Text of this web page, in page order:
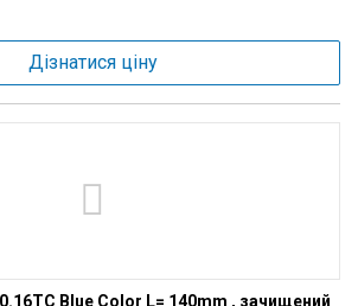
Дізнатися ціну
Blue Color L= 140mm , зачищений